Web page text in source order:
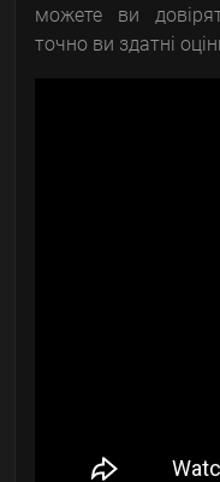
можете ви
точно ви здатні